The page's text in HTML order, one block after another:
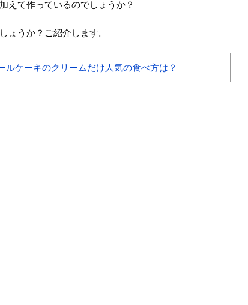
えて作っているのでしょうか？
ょうか？ご紹介します。
ルケーキのクリームだけ人気の食べ方は？